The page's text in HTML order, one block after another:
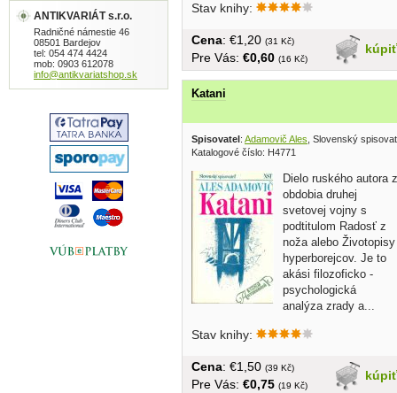
Stav knihy:
kúpiť
Cena: €1,20 (31 Kč)
Pre Vás: €0,60 (16 Kč)
Katani
Spisovatel: Adamovič Ales , Slovenský
Katalogové číslo: H4771
Dielo ruského autora z
obdobia druhej
svetovej vojny s
podtitulom Radosť z
noža alebo Životopisy
hyperborejcov. Je to
akási filozoficko -
psychologická
analýza zrady a...
Stav knihy:
kúpiť
Cena: €1,50 (39 Kč)
Pre Vás: €0,75 (19 Kč)
ANTIKVARIÁT s.r.o.
Radničné námestie 46
08501 Bardejov
tel: 054 474 4424
mob: 0903 612078
info@antikvariatshop.sk